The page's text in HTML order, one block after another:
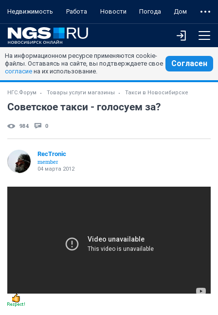
Недвижимость Работа Новости Погода Дом
На информационном ресурсе применяются cookie-
файлы. Оставаясь на сайте, вы подтверждаете свое
согласие на их использование.
Согласен
НГС.Форум Товары услуги магазины Такси в Новосибирске
Советское такси - голосуем за?
984 0
RecTronic
member
04 марта 2012